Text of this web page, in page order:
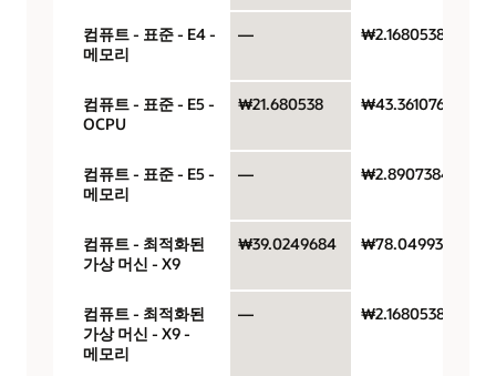
컴퓨트 - 표준 - E4 -
메모리
— ₩2.1680538
컴퓨트 - 표준 - E5 -
OCPU
₩21.680538 ₩43.361076
컴퓨트 - 표준 - E5 -
메모리
— ₩2.8907384
컴퓨트 - 최적화된
가상 머신 - X9
₩39.0249684 ₩78.0499368
컴퓨트 - 최적화된
가상 머신 - X9 -
메모리
— ₩2.1680538